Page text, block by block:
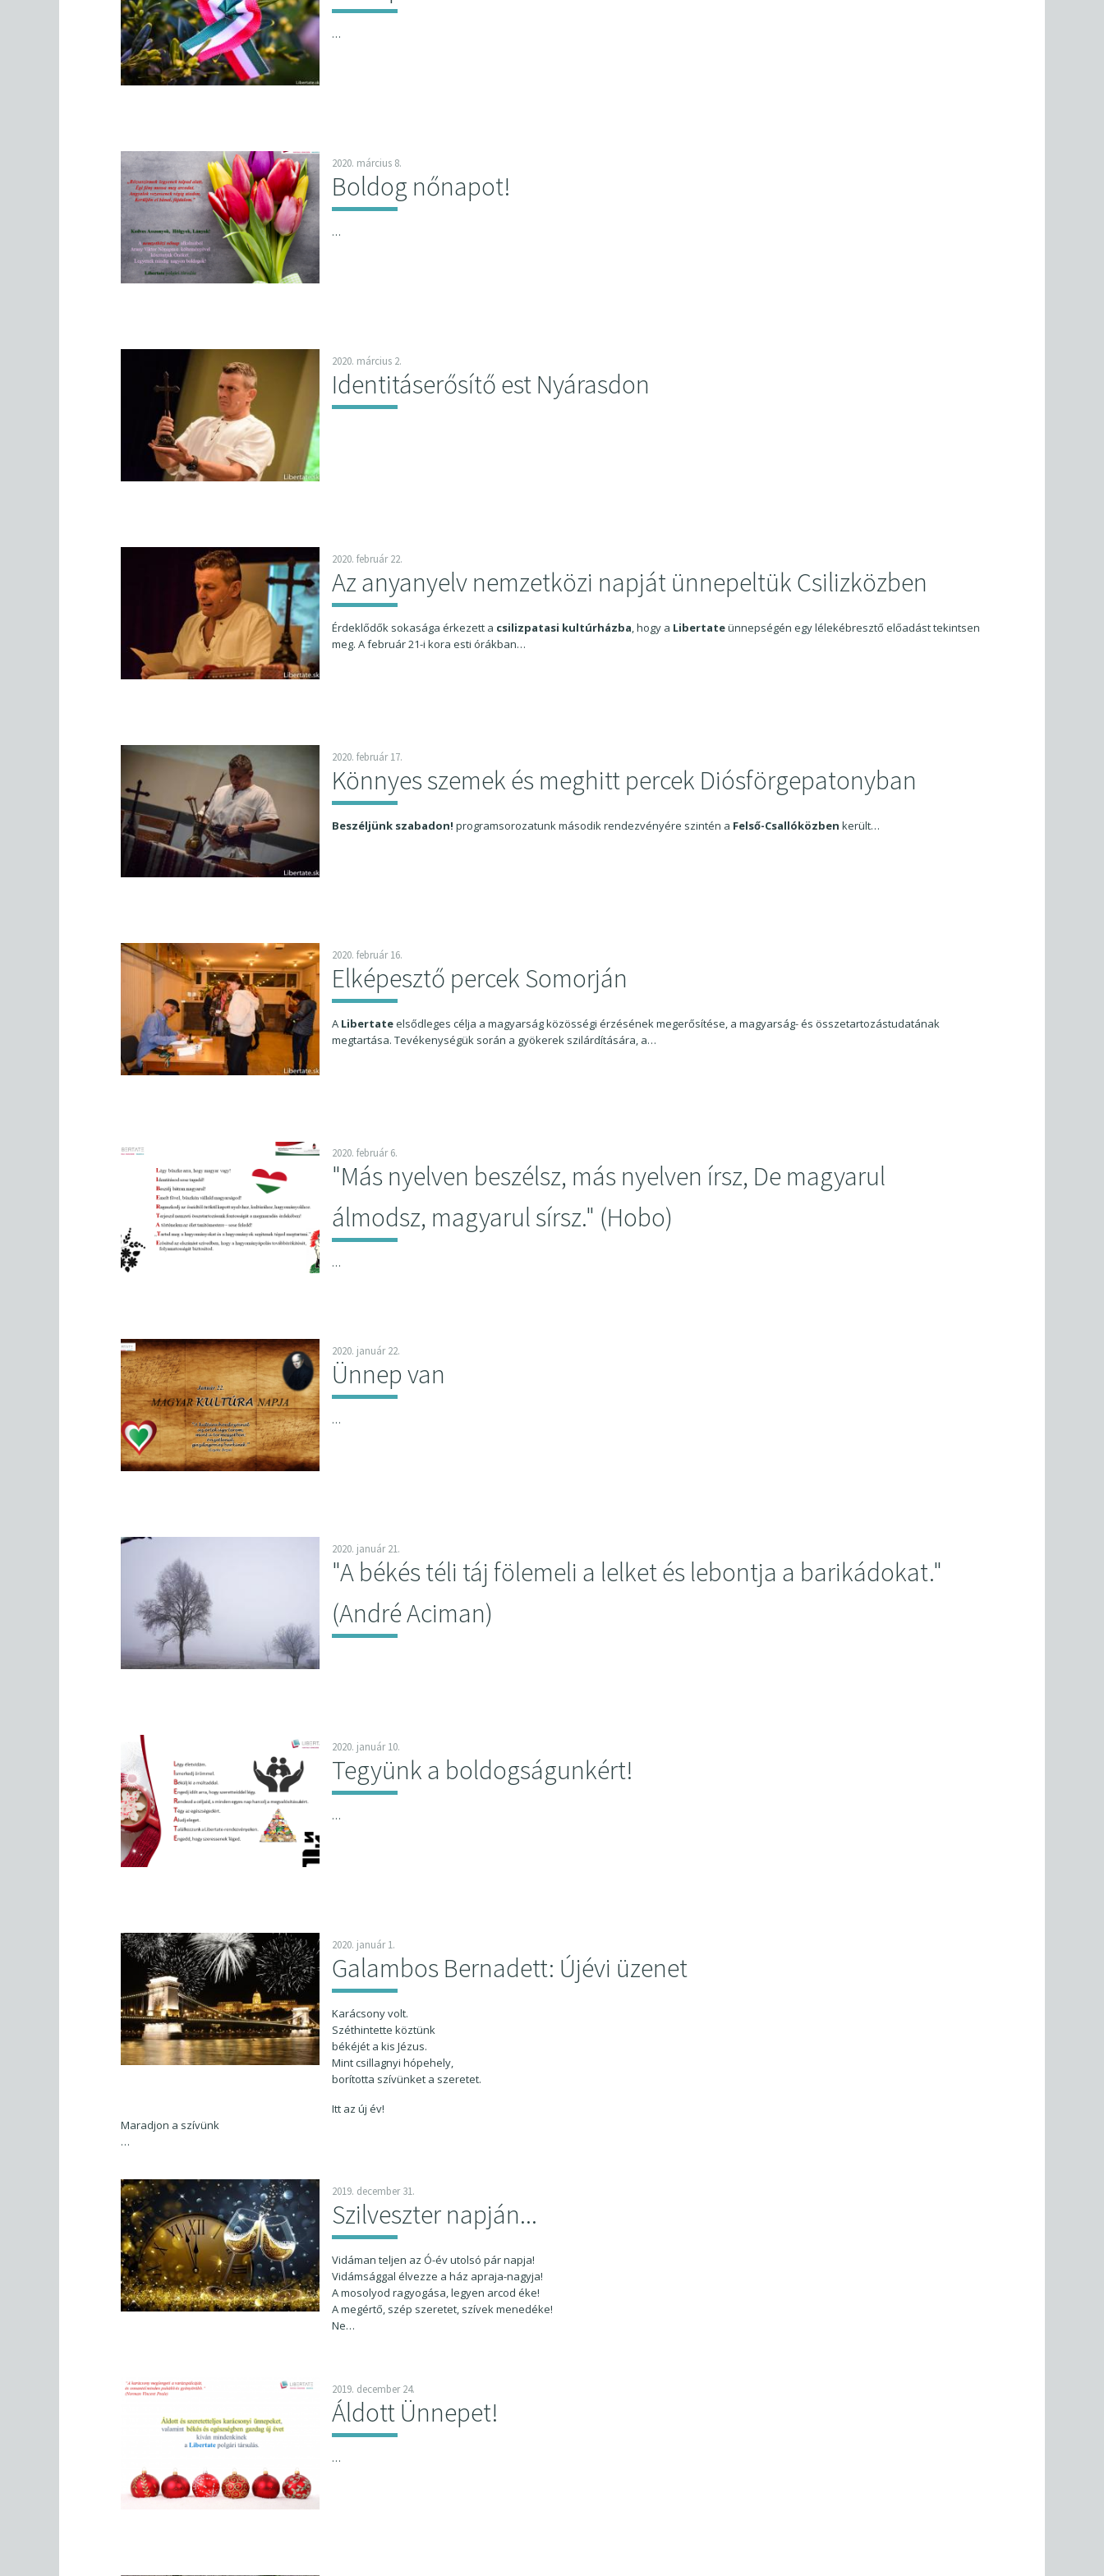
…
2020. március 8.
Boldog nőnapot!
…
2020. március 2.
Identitáserősítő est Nyárasdon
2020. február 22.
Az anyanyelv nemzetközi napját ünnepeltük Csilizközben
Érdeklődők sokasága érkezett a csilizpatasi kultúrházba, hogy a Libertateünnepségén egy lélekébresztő előadást tekintsen
meg. A február 21-i kora esti órákban…
2020. február 17.
Könnyes szemek és meghitt percek Diósförgepatonyban
Beszéljünk szabadon! programsorozatunk második rendezvényére szintén a Felső-Csallóközben került…
2020. február 16.
Elképesztő percek Somorján
A Libertateelsődleges célja a magyarság közösségi érzésének megerősítése, a magyarság- és összetartozástudatának
megtartása. Tevékenységük során a gyökerek szilárdítására, a…
2020. február 6.
"Más nyelven beszélsz, más nyelven írsz, De magyarul
álmodsz, magyarul sírsz." (Hobo)
…
2020. január 22.
Ünnep van
…
2020. január 21.
"A békés téli táj fölemeli a lelket és lebontja a barikádokat."
(André Aciman)
2020. január 10.
Tegyünk a boldogságunkért!
…
2020. január 1.
Galambos Bernadett: Újévi üzenet
Karácsony volt.
Széthintette köztünk
békéjét a kis Jézus.
Mint csillagnyi hópehely,
borította szívünket a szeretet.
Itt az új év!
Maradjon a szívünk
…
2019. december 31.
Szilveszter napján...
Vidáman teljen az Ó-év utolsó pár napja!
Vidámsággal élvezze a ház apraja-nagyja!
A mosolyod ragyogása, legyen arcod éke!
A megértő, szép szeretet, szívek menedéke!
Ne…
2019. december 24.
Áldott Ünnepet!
…